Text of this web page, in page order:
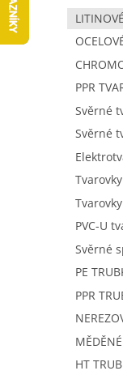
í
p
PPR
Svěrné
Svěrné
PVC-U
Svěrné
PE
PPR
HT